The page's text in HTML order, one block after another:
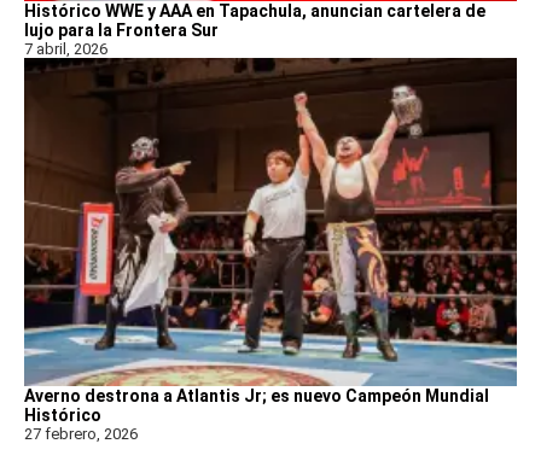
Histórico WWE y AAA en Tapachula, anuncian cartelera de
lujo para la Frontera Sur
7 abril, 2026
Averno destrona a Atlantis Jr; es nuevo Campeón Mundial
Histórico
27 febrero, 2026